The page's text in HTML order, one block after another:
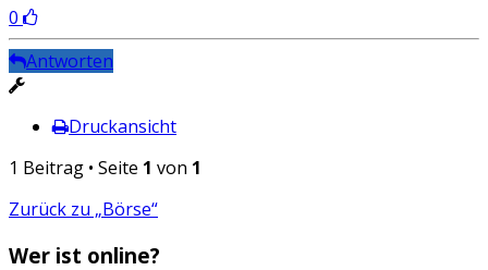
0
Antworten
Druckansicht
1 Beitrag • Seite 1 von 1
Zurück zu „Börse“
Wer ist online?